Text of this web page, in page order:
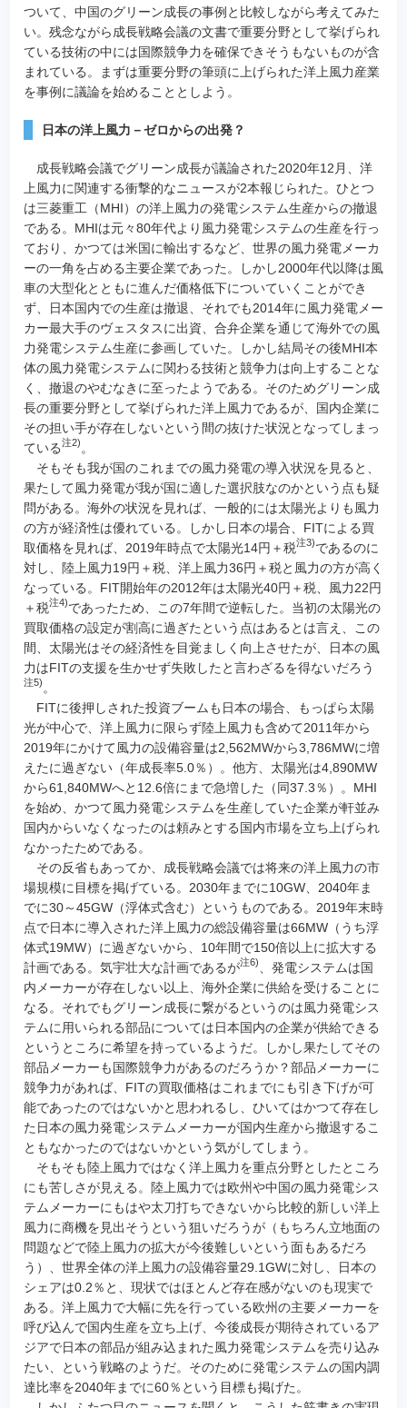
ついて、中国のグリーン成長の事例と比較しながら考えてみた
い。残念ながら成長戦略会議の文書で重要分野として挙げられ
ている技術の中には国際競争力を確保できそうもないものが含
まれている。まずは重要分野の筆頭に上げられた洋上風力産業
を事例に議論を始めることとしよう。
日本の洋上風力－ゼロからの出発？
成長戦略会議でグリーン成長が議論された2020年12月、洋
上風力に関連する衝撃的なニュースが2本報じられた。ひとつ
は三菱重工（MHI）の洋上風力の発電システム生産からの撤退
である。MHIは元々80年代より風力発電システムの生産を行っ
ており、かつては米国に輸出するなど、世界の風力発電メーカ
ーの一角を占める主要企業であった。しかし2000年代以降は風
車の大型化とともに進んだ価格低下についていくことができ
ず、日本国内での生産は撤退、それでも2014年に風力発電メー
カー最大手のヴェスタスに出資、合弁企業を通じて海外での風
力発電システム生産に参画していた。しかし結局その後MHI本
体の風力発電システムに関わる技術と競争力は向上することな
く、撤退のやむなきに至ったようである。そのためグリーン成
長の重要分野として挙げられた洋上風力であるが、国内企業に
その担い手が存在しないという間の抜けた状況となってしまっ
ている注2) 。
そもそも我が国のこれまでの風力発電の導入状況を見ると、
果たして風力発電が我が国に適した選択肢なのかという点も疑
問がある。海外の状況を見れば、一般的には太陽光よりも風力
の方が経済性は優れている。しかし日本の場合、FITによる買
取価格を見れば、2019年時点で太陽光14円＋税注3)であるのに
対し、陸上風力19円＋税、洋上風力36円＋税と風力の方が高く
なっている。FIT開始年の2012年は太陽光40円＋税、風力22円
＋税注4)であったため、この7年間で逆転した。当初の太陽光の
買取価格の設定が割高に過ぎたという点はあるとは言え、この
間、太陽光はその経済性を目覚ましく向上させたが、日本の風
力はFITの支援を生かせず失敗したと言わざるを得ないだろう
注5) 。
FITに後押しされた投資ブームも日本の場合、もっぱら太陽
光が中心で、洋上風力に限らず陸上風力も含めて2011年から
2019年にかけて風力の設備容量は2,562MWから3,786MWに増
えたに過ぎない（年成長率5.0％）。他方、太陽光は4,890MW
から61,840MWへと12.6倍にまで急増した（同37.3％）。MHI
を始め、かつて風力発電システムを生産していた企業が軒並み
国内からいなくなったのは頼みとする国内市場を立ち上げられ
なかったためである。
その反省もあってか、成長戦略会議では将来の洋上風力の市
場規模に目標を掲げている。2030年までに10GW、2040年ま
でに30～45GW（浮体式含む）というものである。2019年末時
点で日本に導入された洋上風力の総設備容量は66MW（うち浮
体式19MW）に過ぎないから、10年間で150倍以上に拡大する
計画である。気宇壮大な計画であるが注6)
、発電システムは国
内メーカーが存在しない以上、海外企業に供給を受けることに
なる。それでもグリーン成長に繋がるというのは風力発電シス
テムに用いられる部品については日本国内の企業が供給できる
というところに希望を持っているようだ。しかし果たしてその
部品メーカーも国際競争力があるのだろうか？部品メーカーに
競争力があれば、FITの買取価格はこれまでにも引き下げが可
能であったのではないかと思われるし、ひいてはかつて存在し
た日本の風力発電システムメーカーが国内生産から撤退するこ
ともなかったのではないかという気がしてしまう。
そもそも陸上風力ではなく洋上風力を重点分野としたところ
にも苦しさが見える。陸上風力では欧州や中国の風力発電シス
テムメーカーにもはや太刀打ちできないから比較的新しい洋上
風力に商機を見出そうという狙いだろうが（もちろん立地面の
問題などで陸上風力の拡大が今後難しいという面もあるだろ
う）、世界全体の洋上風力の設備容量29.1GWに対し、日本の
シェアは0.2％と、現状ではほとんど存在感がないのも現実で
ある。洋上風力で大幅に先を行っている欧州の主要メーカーを
呼び込んで国内生産を立ち上げ、今後成長が期待されているア
ジアで日本の部品が組み込まれた風力発電システムを売り込み
たい、という戦略のようだ。そのために発電システムの国内調
達比率を2040年までに60％という目標も掲げた。